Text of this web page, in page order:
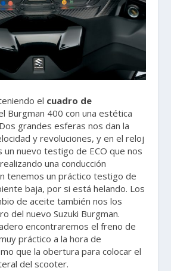
el cuadro de
Burgman 400 con una estética
grandes esferas nos dan la
y revoluciones, y en el reloj
nuevo testigo de ECO que nos
una conducción
tenemos un práctico testigo de
baja, por si está helando. Los
de aceite también nos los
del nuevo Suzuki Burgman.
encontraremos el freno de
práctico a la hora de
que la obertura para colocar el
del scooter.